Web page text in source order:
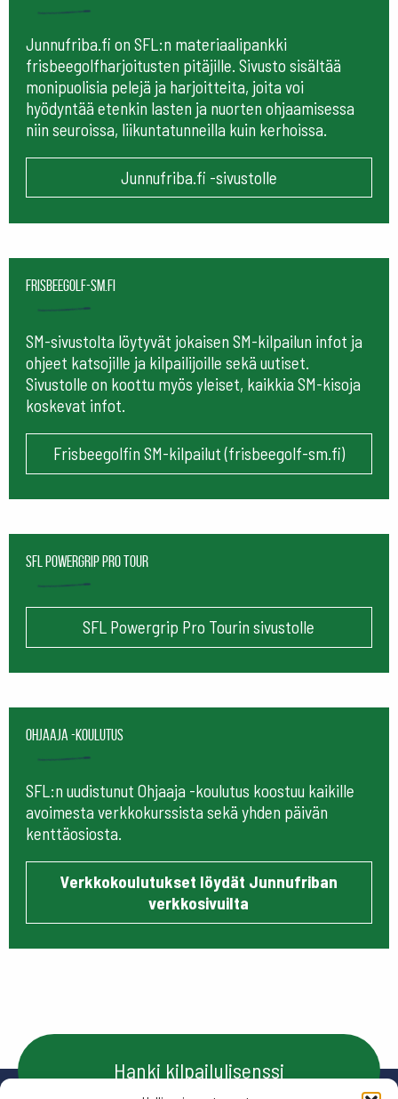
Junnufriba.fi on SFL:n materiaalipankki
frisbeegolfharjoitusten pitäjille. Sivusto sisältää
monipuolisia pelejä ja harjoitteita, joita voi
hyödyntää etenkin lasten ja nuorten ohjaamisessa
niin seuroissa, liikuntatunneilla kuin kerhoissa.
Junnufriba.fi -sivustolle
frisbeegolf-sm.fi
SM-sivustolta löytyvät jokaisen SM-kilpailun infot ja
ohjeet katsojille ja kilpailijoille sekä uutiset.
Sivustolle on koottu myös yleiset, kaikkia SM-kisoja
koskevat infot.
Frisbeegolfin SM-kilpailut (frisbeegolf-sm.fi)
SFL Powergrip Pro Tour
SFL Powergrip Pro Tourin sivustolle
Ohjaaja -koulutus
SFL:n uudistunut Ohjaaja -koulutus koostuu kaikille
avoimesta verkkokurssista sekä yhden päivän
kenttäosiosta.
Verkkokoulutukset löydät Junnufriban
verkkosivuilta
Hanki kilpailulisenssi